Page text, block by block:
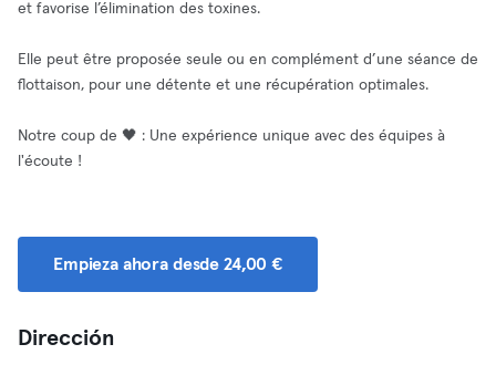
et favorise l’élimination des toxines.
Elle peut être proposée seule ou en complément d’une séance de
flottaison, pour une détente et une récupération optimales.
Notre coup de 🖤 : Une expérience unique avec des équipes à
l'écoute !
Empieza ahora desde 24,00 €
Dirección